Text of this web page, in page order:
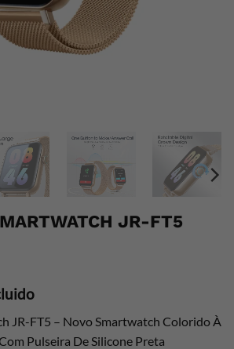
JR-FT5
JR-FT5 – Novo Smartwatch Colorido À
Pulseira De Silicone Preta